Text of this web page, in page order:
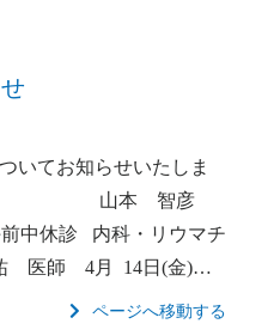
いてお知らせいたしま
外来 山本 智彦
中休診 内科・リウマチ
医師 4月 14日(金)…
ページへ移動する